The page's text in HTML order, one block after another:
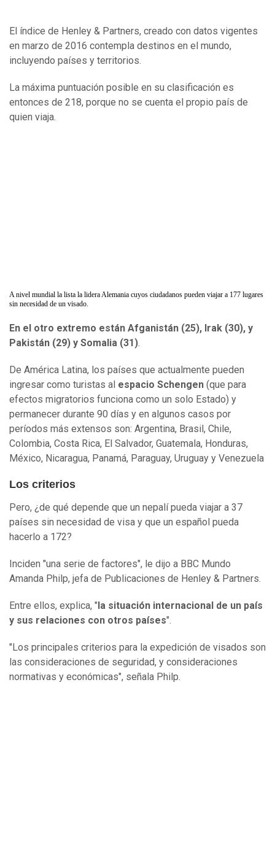
El índice de Henley & Partners, creado con datos vigentes
en marzo de 2016 contempla destinos en el mundo,
incluyendo países y territorios.
La máxima puntuación posible en su clasificación es
entonces de 218, porque no se cuenta el propio país de
quien viaja.
A nivel mundial la lista la lidera Alemania cuyos ciudadanos pueden viajar a 177 lugares
sin necesidad de un visado.
En el otro extremo están Afganistán (25), Irak (30), y
Pakistán (29) y Somalia (31).
De América Latina, los países que actualmente pueden
ingresar como turistas al espacio Schengen (que para
efectos migratorios funciona como un solo Estado) y
permanecer durante 90 días y en algunos casos por
períodos más extensos son: Argentina, Brasil, Chile,
Colombia, Costa Rica, El Salvador, Guatemala, Honduras,
México, Nicaragua, Panamá, Paraguay, Uruguay y Venezuela
Los criterios
Pero, ¿de qué depende que un nepalí pueda viajar a 37
países sin necesidad de visa y que un español pueda
hacerlo a 172?
Inciden "una serie de factores", le dijo a BBC Mundo
Amanda Philp, jefa de Publicaciones de Henley & Partners.
Entre ellos, explica, " la situación internacional de un país
y sus relaciones con otros países".
"Los principales criterios para la expedición de visados son
las consideraciones de seguridad, y consideraciones
normativas y económicas", señala Philp.